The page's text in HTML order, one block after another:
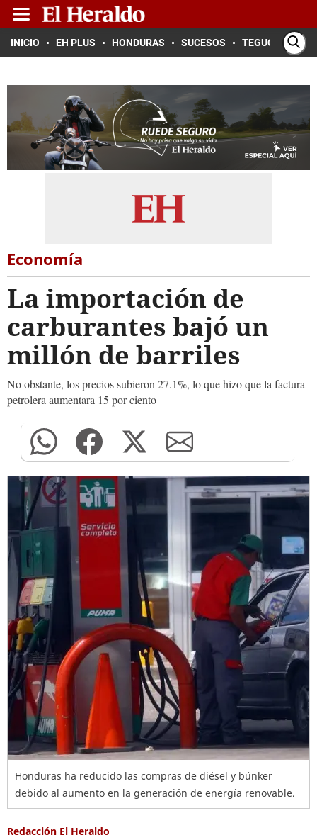
INICIO EH PLUS HONDURAS SUCESOS TEGUCIGALPA
Economía
La importación de
carburantes bajó un
millón de barriles
No obstante, los precios subieron 27.1%, lo que hizo que la factura
petrolera aumentara 15 por ciento
Honduras ha reducido las compras de diésel y búnker
debido al aumento en la generación de energía renovable.
Redacción El Heraldo